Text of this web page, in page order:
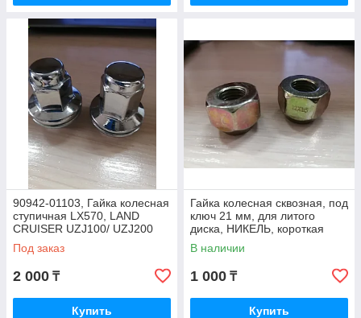
90942-01103, Гайка колесная
ступичная LX570, LAND
CRUISER UZJ100/ UZJ200
2007-2018, JAPAN
Под заказ
2 000 ₸
Купить
Гайка колесная сквозная, под
ключ 21 мм, для литого
диска, НИКЕЛЬ, короткая
В наличии
1 000 ₸
Купить